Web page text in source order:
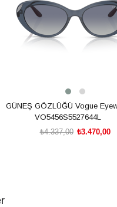
GÜNEŞ GÖZLÜĞÜ Vogue
VO5456S5527644L
₺3.470,00
₺4.337,00